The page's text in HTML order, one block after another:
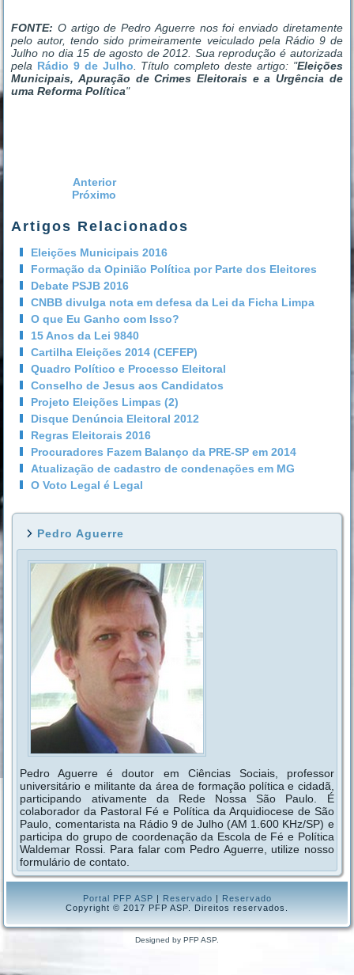
FONTE: O artigo de Pedro Aguerre nos foi enviado diretamente
pelo autor, tendo sido primeiramente veiculado pela Rádio 9 de
Julho no dia 15 de agosto de 2012. Sua reprodução é autorizada
pela Rádio 9 de Julho. Título completo deste artigo: "Eleições
Municipais, Apuração de Crimes Eleitorais e a Urgência de
uma Reforma Política"
Anterior
Próximo
Artigos Relacionados
Eleições Municipais 2016
Formação da Opinião Política por Parte dos Eleitores
Debate PSJB 2016
CNBB divulga nota em defesa da Lei da Ficha Limpa
O que Eu Ganho com Isso?
15 Anos da Lei 9840
Cartilha Eleições 2014 (CEFEP)
Quadro Político e Processo Eleitoral
Conselho de Jesus aos Candidatos
Projeto Eleições Limpas (2)
Disque Denúncia Eleitoral 2012
Regras Eleitorais 2016
Procuradores Fazem Balanço da PRE-SP em 2014
Atualização de cadastro de condenações em MG
O Voto Legal é Legal
Pedro Aguerre
Pedro Aguerre é doutor em Ciências Sociais, professor
universitário e militante da área de formação política e cidadã,
participando ativamente da Rede Nossa São Paulo. É
colaborador da Pastoral Fé e Política da Arquidiocese de São
Paulo, comentarista na Rádio 9 de Julho (AM 1.600 KHz/SP) e
participa do grupo de coordenação da Escola de Fé e Política
Waldemar Rossi. Para falar com Pedro Aguerre, utilize nosso
formulário de contato.
Portal PFP ASP Reservado
Reservado
Copyright © 2017 PFP ASP. Direitos reservados.
Designed by PFP ASP.